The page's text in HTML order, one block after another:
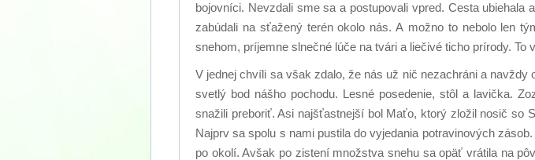
bojovníci. Nevzdali sme sa a postupovali vpred. Cesta
zabúdali na sťažený terén okolo nás. A možno to nebolo len
snehom, príjemne slnečné lúče na tvári a liečivé ticho prírody. To
V jednej chvíli sa však zdalo, že nás už nič nezachráni a
svetlý bod nášho pochodu. Lesné posedenie, stôl a lavička.
snažili preboriť. Asi najšťastnejší bol Maťo, ktorý zložil nosič so
Najprv sa spolu s nami pustila do vyjedania potravinových
po okolí. Avšak po zistení množstva snehu sa opäť vrátila na